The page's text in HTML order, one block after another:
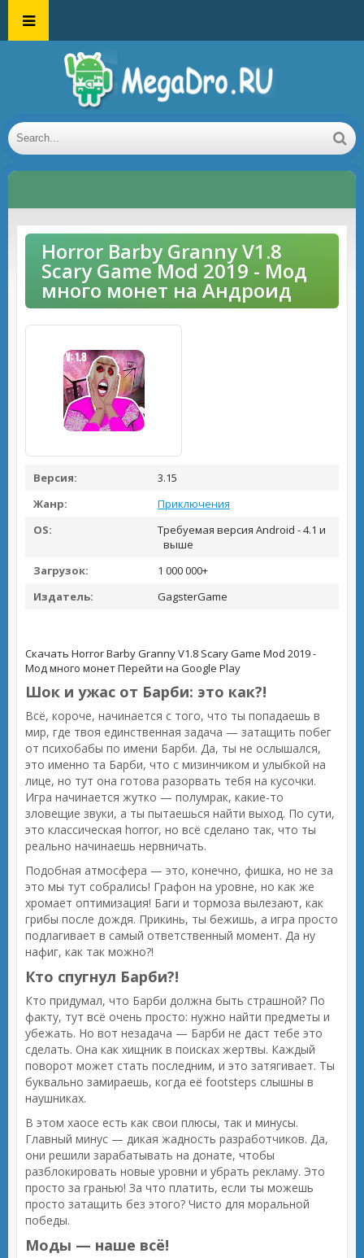
Horror Barby Granny V1.8
Scary Game Mod 2019 - Мод
много монет на Андроид
Версия:
3.15
Жанр:
Приключения
OS:
Требуемая версия Android - 4.1 и
выше
Загрузок:
1 000 000+
Издатель:
GagsterGame
Скачать Horror Barby Granny V1.8 Scary Game Mod 2019 -
Мод много монетПерейти на Google Play
Шок и ужас от Барби: это как?!
Всё, короче, начинается с того, что ты попадаешь в
мир, где твоя единственная задача — затащить побег
от психобабы по имени Барби. Да, ты не ослышался,
это именно та Барби, что с мизинчиком и улыбкой на
лице, но тут она готова разорвать тебя на кусочки.
Игра начинается жутко — полумрак, какие-то
зловещие звуки, а ты пытаешься найти выход. По сути,
это классическая horror, но всё сделано так, что ты
реально начинаешь нервничать.
Подобная атмосфера — это, конечно, фишка, но не за
это мы тут собрались! Графон на уровне, но как же
хромает оптимизация! Баги и тормоза вылезают, как
грибы после дождя. Прикинь, ты бежишь, а игра просто
подлагивает в самый ответственный момент. Да ну
нафиг, как так можно?!
Кто спугнул Барби?!
Кто придумал, что Барби должна быть страшной? По
факту, тут всё очень просто: нужно найти предметы и
убежать. Но вот незадача — Барби не даст тебе это
сделать. Она как хищник в поисках жертвы. Каждый
поворот может стать последним, и это затягивает. Ты
буквально замираешь, когда её footsteps слышны в
наушниках.
В этом хаосе есть как свои плюсы, так и минусы.
Главный минус — дикая жадность разработчиков. Да,
они решили зарабатывать на донате, чтобы
разблокировать новые уровни и убрать рекламу. Это
просто за гранью! За что платить, если ты можешь
просто затащить без этого? Чисто для моральной
победы.
Моды — наше всё!